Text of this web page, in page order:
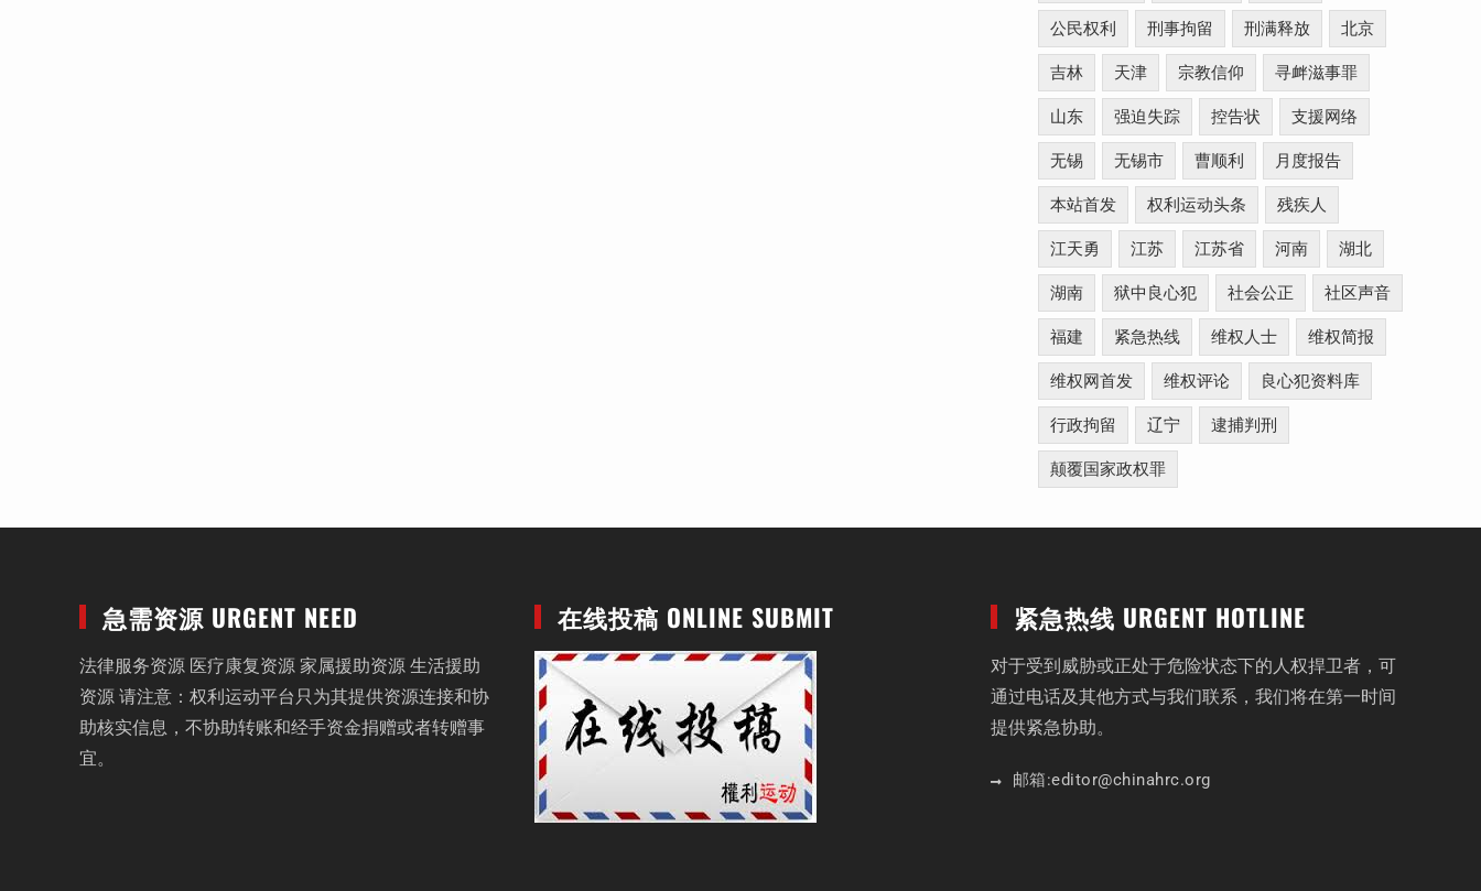
公民权利 刑事拘留 刑满释放 北京
吉林 天津 宗教信仰 寻衅滋事罪
山东 强迫失踪 控告状 支援网络
无锡 无锡市 曹顺利 月度报告
本站首发 权利运动头条 残疾人
江天勇 江苏 江苏省 河南 湖北
湖南 狱中良心犯 社会公正 社区声音
福建 紧急热线 维权人士 维权简报
维权网首发 维权评论 良心犯资料库
行政拘留 辽宁 逮捕判刑
颠覆国家政权罪
急需资源 URGENT NEED
法律服务资源 医疗康复资源 家属援助资源 生活援助
资源 请注意：权利运动平台只为其提供资源连接和协
助核实信息，不协助转账和经手资金捐赠或者转赠事
宜。
在线投稿 ONLINE SUBMIT 紧急热线 URGENT HOTLINE
对于受到威胁或正处于危险状态下的人权捍卫者，可
通过电话及其他方式与我们联系，我们将在第一时间
提供紧急协助。
邮箱:editor@chinahrc.org